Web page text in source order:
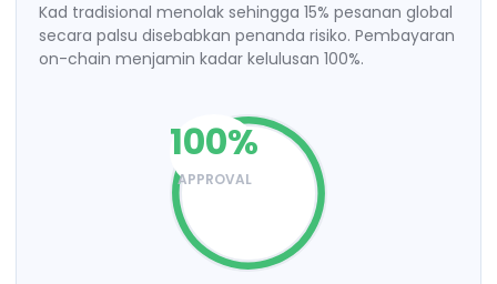
Kad tradisional menolak sehingga 15% pesanan global
secara palsu disebabkan penanda risiko. Pembayaran
on-chain menjamin kadar kelulusan 100%.
100%
APPROVAL